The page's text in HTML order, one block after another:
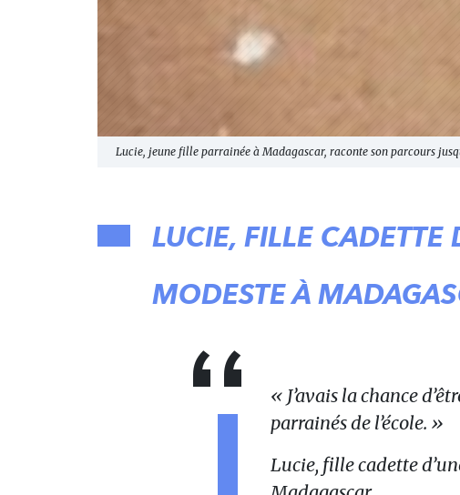
Lucie, jeune fille parrainée à Madagascar, raconte son parcours
LUCIE, FILLE CADETTE
MODESTE À
« J’avais la chance
parrainés de l’école. »
Lucie, fille cadette